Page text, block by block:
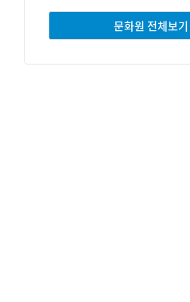
문화원 전체보기